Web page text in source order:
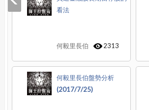
看法
何毅里長伯 2313
何毅里長伯盤勢分析
(2017/7/25)